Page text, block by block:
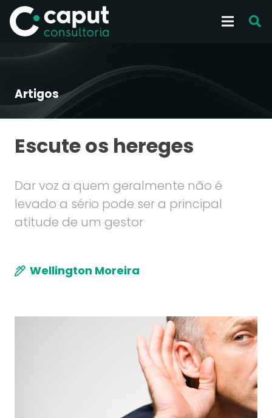
Artigos
Escute os hereges
Dar voz a quem geralmente não é
levado a​ sério pode ser a principal
atitude de um gestor
Wellington Moreira